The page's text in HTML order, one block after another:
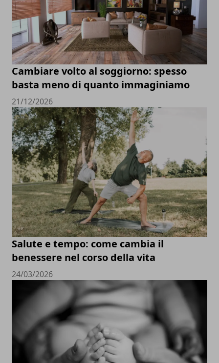
Cambiare volto al soggiorno: spesso
basta meno di quanto immaginiamo
21/12/2026
Salute e tempo: come cambia il
benessere nel corso della vita
24/03/2026